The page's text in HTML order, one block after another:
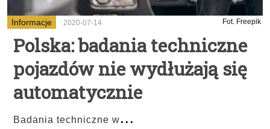
Informacje 2020-07-14 Fot. Freepik
Polska: badania techniczne
pojazdów nie wydłużają się
automatycznie
Badania techniczne w...